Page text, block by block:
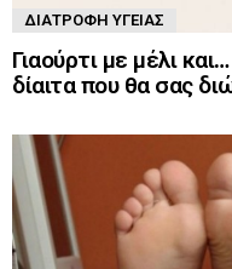
ΔΙΑΤΡΟΦΉ ΥΓΕΊΑΣ
Γιαούρτι με μέλι
δίαιτα που θα σας